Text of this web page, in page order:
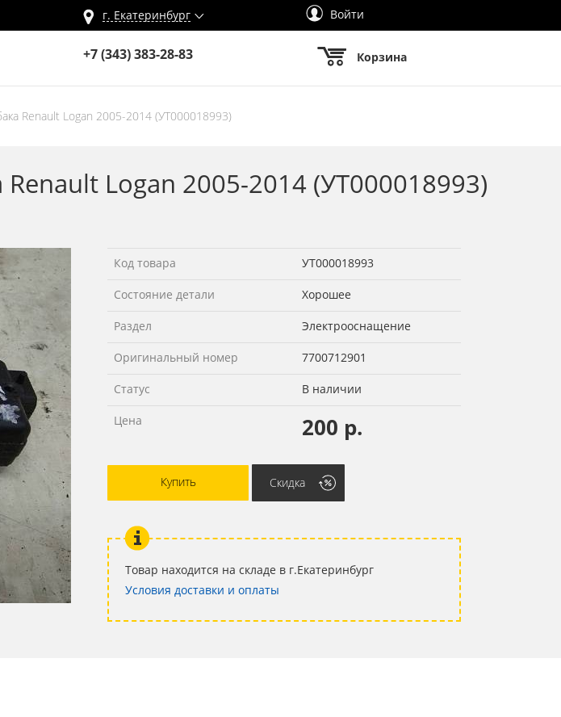
г. Екатеринбург Войти
+7 (343) 383-28-83 Корзина
Renault Logan 2005-2014 (УТ000018993)
Logan 2005-2014 (УТ000018993)
Код товара УТ000018993
Состояние детали Хорошее
Раздел Электрооснащение
Оригинальный номер 7700712901
Статус В наличии
Цена 200 р.
Купить Скидка
Товар находится на складе в г.Екатеринбург
Условия доставки и оплаты